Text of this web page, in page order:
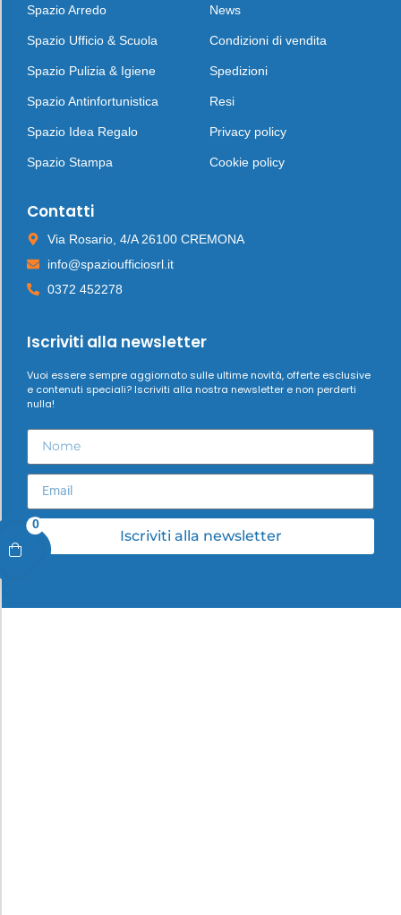
0
Spazio Arredo
Spazio Ufficio & Scuola
Spazio Pulizia & Igiene
Spazio Antinfortunistica
Spazio Idea Regalo
Spazio Stampa
News
Condizioni di vendita
Spedizioni
Resi
Privacy policy
Cookie policy
Contatti
Via Rosario, 4/A 26100 CREMONA
info@spazioufficiosrl.it
0372 452278
Iscriviti alla newsletter
Vuoi essere sempre aggiornato sulle ultime novità, offerte esclusive
e contenuti speciali? Iscriviti alla nostra newsletter e non perderti
nulla!
Iscriviti alla newsletter